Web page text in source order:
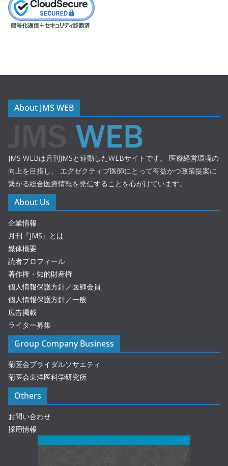
About JMS WEB
JMS WEBは月刊JMSと連動したWEBサイトです。 医療経営環境の
向上を目指し、 エグゼクティブ医師にとって有益かつ政策提案に
繋がる総合医療情報を発信することを心がけています。
About Us
企業情報
月刊『JMS』とは
媒体概要
読者プロフィール
著作権・知的財産権
個人情報保護方針／医師会員
個人情報保護方針／一般
広告掲載
ライター募集
Group Company Business
菊医会ブライダルソサエティ
菊医会東洋医科学研究所
Others
お問い合わせ
採用情報